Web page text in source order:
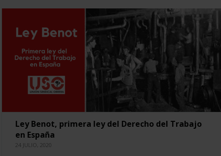
Ley Benot, primera ley del Derecho del Trabajo
en España
24 JULIO, 2020